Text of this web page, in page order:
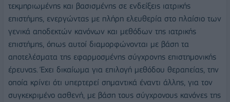
τεκμηριωμένης και βασισμένης σε ενδείξεις ιατρικής
επιστήμης, ενεργώντας με πλήρη ελευθερία στο πλαίσιο των
γενικά αποδεκτών κανόνων και μεθόδων της ιατρικής
επιστήμης, όπως αυτοί διαμορφώνονται με βάση τα
αποτελέσματα της εφαρμοσμένης σύγχρονης επιστημονικής
έρευνας. Έχει δικαίωμα για επιλογή μεθόδου θεραπείας, την
οποία κρίνει ότι υπερτερεί σημαντικά έναντι άλλης, για τον
συγκεκριμένο ασθενή, με βάση τους σύγχρονους κανόνες της